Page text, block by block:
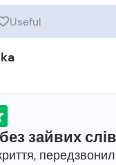
Useful
зайвих слів